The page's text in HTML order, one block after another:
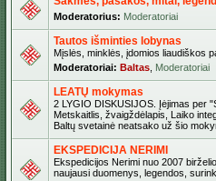
Moderatorius: Moderatoriai
Tautos išminties lobynas
Mįslės, minklės, įdomios liaudiškos
Moderatoriai: Baltas Moderatoriai
LEATŲ mokymas
2 LYGIO DISKUSIJOS. Įėjimas per
Metskaitlis, žvaigždėlapis, Laiko
Baltų svetainė neatsako už šio
EKSPEDICIJA NERIMI
Ekspedicijos Nerimi nuo 2007
naujausi duomenys, legendos,